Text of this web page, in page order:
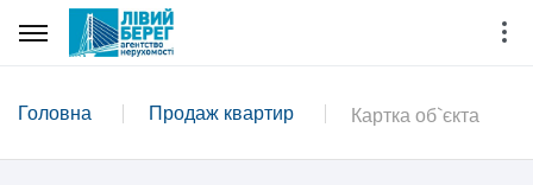
Головна Продаж квартир Картка об`єкта